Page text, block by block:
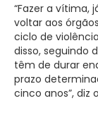
“Fazer a vítima,
voltar aos
ciclo de
disso, seguindo
têm de durar
prazo
cinco anos”, diz